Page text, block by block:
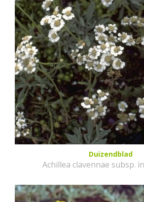
Duizendblad
Achillea clavennae subsp.